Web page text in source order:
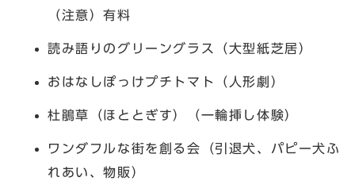
（注意）有料
読み語りのグリーングラス（大型紙芝居）
おはなしぽっけプチトマト（人形劇）
杜鵑草（ほととぎす）（一輪挿し体験）
ワンダフルな街を創る会（引退犬、パピー犬ふ
れあい、物販）